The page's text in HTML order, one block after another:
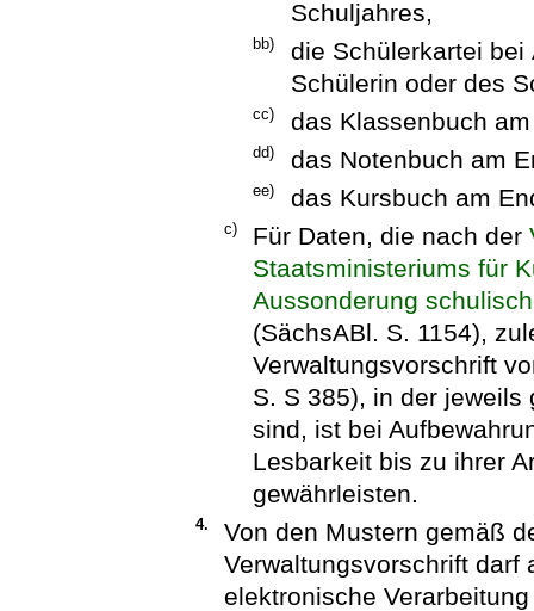
Schuljahres,
bb)
die Schülerkartei bei
Schülerin oder des
cc) das Klassenbuch
dd) das Notenbuch am
ee) das Kursbuch am
c) Für Daten, die nach der
Staatsministeriums für
Aussonderung
(SächsABl. S. 1154),
Verwaltungsvorschrift
S. S 385), in der
sind, ist bei
Lesbarkeit bis zu ihrer
gewährleisten.
4.
Von den Mustern gemäß
Verwaltungsvorschrift darf
elektronische